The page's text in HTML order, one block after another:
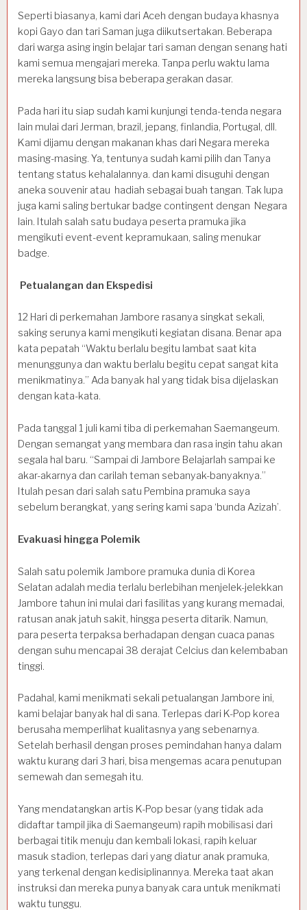
Seperti biasanya, kami dari Aceh dengan budaya khasnya
kopi Gayo dan tari Saman juga diikutsertakan. Beberapa
dari warga asing ingin belajar tari saman dengan senang hati
kami semua mengajari mereka. Tanpa perlu waktu lama
mereka langsung bisa beberapa gerakan dasar.
Pada hari itu siap sudah kami kunjungi tenda-tenda negara
lain mulai dari Jerman, brazil, jepang, finlandia, Portugal, dll.
Kami dijamu dengan makanan khas dari Negara mereka
masing-masing. Ya, tentunya sudah kami pilih dan Tanya
tentang status kehalalannya. dan kami disuguhi dengan
aneka souvenir atau hadiah sebagai buah tangan. Tak lupa
juga kami saling bertukar badge contingent dengan Negara
lain. Itulah salah satu budaya peserta pramuka jika
mengikuti event-event kepramukaan, saling menukar
badge.
Petualangan dan Ekspedisi
12 Hari di perkemahan Jambore rasanya singkat sekali,
saking serunya kami mengikuti kegiatan disana. Benar apa
kata pepatah “Waktu berlalu begitu lambat saat kita
menunggunya dan waktu berlalu begitu cepat sangat kita
menikmatinya.” Ada banyak hal yang tidak bisa dijelaskan
dengan kata-kata.
Pada tanggal 1 juli kami tiba di perkemahan Saemangeum.
Dengan semangat yang membara dan rasa ingin tahu akan
segala hal baru. “Sampai di Jambore Belajarlah sampai ke
akar-akarnya dan carilah teman sebanyak-banyaknya.”
Itulah pesan dari salah satu Pembina pramuka saya
sebelum berangkat, yang sering kami sapa ‘bunda Azizah’.
Evakuasi hingga Polemik
Salah satu polemik Jambore pramuka dunia di Korea
Selatan adalah media terlalu berlebihan menjelek-jelekkan
Jambore tahun ini mulai dari fasilitas yang kurang memadai,
ratusan anak jatuh sakit, hingga peserta ditarik. Namun,
para peserta terpaksa berhadapan dengan cuaca panas
dengan suhu mencapai 38 derajat Celcius dan kelembaban
tinggi.
Padahal, kami menikmati sekali petualangan Jambore ini,
kami belajar banyak hal di sana. Terlepas dari K-Pop korea
berusaha memperlihat kualitasnya yang sebenarnya.
Setelah berhasil dengan proses pemindahan hanya dalam
waktu kurang dari 3 hari, bisa mengemas acara penutupan
semewah dan semegah itu.
Yang mendatangkan artis K-Pop besar (yang tidak ada
didaftar tampil jika di Saemangeum) rapih mobilisasi dari
berbagai titik menuju dan kembali lokasi, rapih keluar
masuk stadion, terlepas dari yang diatur anak pramuka,
yang terkenal dengan kedisiplinannya. Mereka taat akan
instruksi dan mereka punya banyak cara untuk menikmati
waktu tunggu.